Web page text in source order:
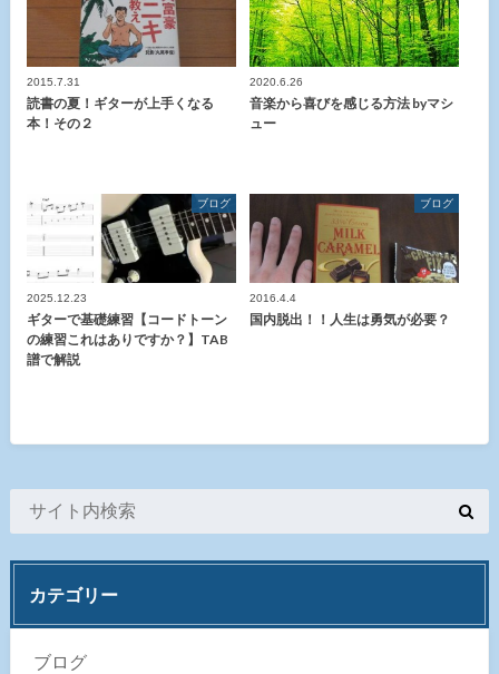
2015.7.31
読書の夏！ギターが上手くなる
本！その２
2020.6.26
音楽から喜びを感じる方法 byマシ
ュー
ブログ
2025.12.23
ギターで基礎練習【コードトーン
の練習これはありですか？】TAB
譜で解説
ブログ
2016.4.4
国内脱出！！人生は勇気が必要？
カテゴリー
ブログ